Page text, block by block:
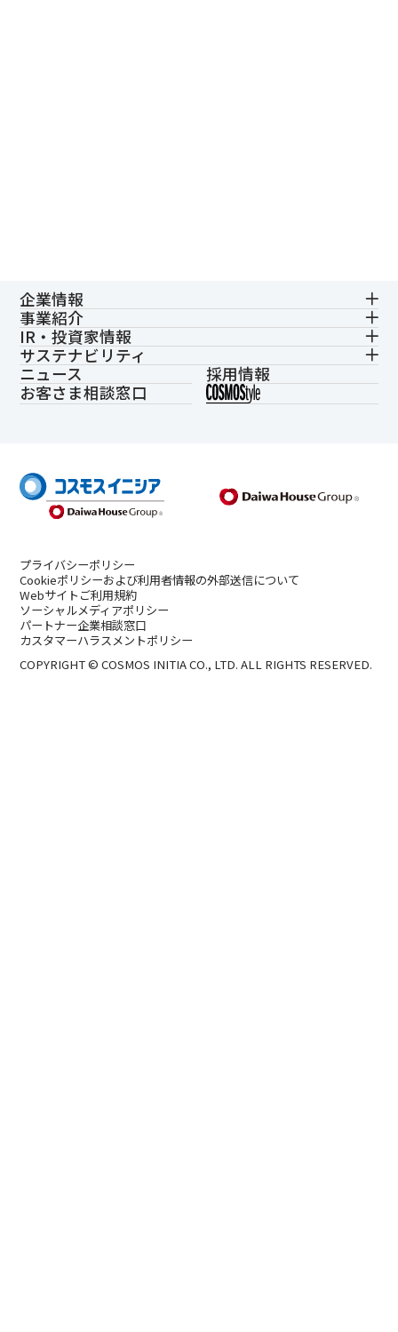
企業情報
事業紹介
IR・投資家情報
サステナビリティ
ニュース
採用情報
お客さま相談窓口
プライバシーポリシー
Cookieポリシーおよび利用者情報の外部送信について
Webサイトご利用規約
ソーシャルメディアポリシー
パートナー企業相談窓口
カスタマーハラスメントポリシー
COPYRIGHT © COSMOS INITIA CO., LTD. ALL RIGHTS RESERVED.